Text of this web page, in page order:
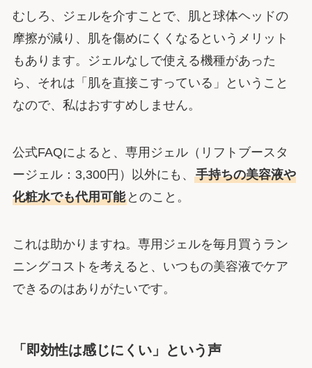
むしろ、ジェルを介すことで、肌と球体ヘッドの
摩擦が減り、肌を傷めにくくなるというメリット
もあります。ジェルなしで使える機種があった
ら、それは「肌を直接こすっている」ということ
なので、私はおすすめしません。
公式FAQによると、専用ジェル（リフトブースタ
ージェル：3,300円）以外にも、 手持ちの美容液や
化粧水でも代用可能とのこと。
これは助かりますね。専用ジェルを毎月買うラン
ニングコストを考えると、いつもの美容液でケア
できるのはありがたいです。
「即効性は感じにくい」という声